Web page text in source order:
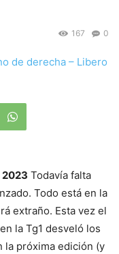
0
167
2023 Todavía falta
Todo está en la
extraño. Esta vez el
la Tg1 desveló los
la próxima edición (y